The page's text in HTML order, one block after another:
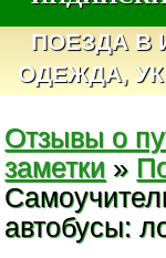
ПОЕЗДА В
ОДЕЖДА,
Отзывы о
заметки »
автобусы: